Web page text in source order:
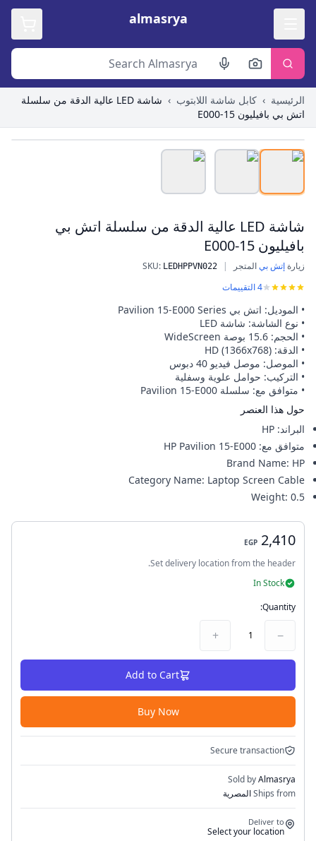
almasrya
الرئيسية › كابل شاشة اللابتوب ›
شاشة LED عالية الدقة من سلسلة
اتش بي بافيليون 15-E000
شاشة LED عالية الدقة من سلسلة اتش بي
بافيليون 15-E000
شاشة LED عالية الدقة من سلسلة اتش بي بافيليون 15-E000
زيارةإتش بيالمتجر |
SKU: LEDHPPVN022
4التقييمات
• الموديل: اتش بي Pavilion 15-E000 Series
• نوع الشاشة: شاشة LED
• الحجم: 15.6 بوصة WideScreen
• الدقة: HD (1366x768)
• الموصل: موصل فيديو 40 دبوس
• التركيب: حوامل علوية وسفلية
• متوافق مع: سلسلة Pavilion 15-E000
حول هذا العنصر
البراند:
HP
متوافق مع:
HP Pavilion 15-E000
Brand Name: HP
Category Name: Laptop Screen Cable
Weight: 0.5
2,410
EGP
Set delivery location from the header.
In Stock
Quantity:
−
1
+
Add to Cart
Buy Now
Secure transaction
Sold byAlmasrya
Ships fromالمصرية
Deliver to
Select your location